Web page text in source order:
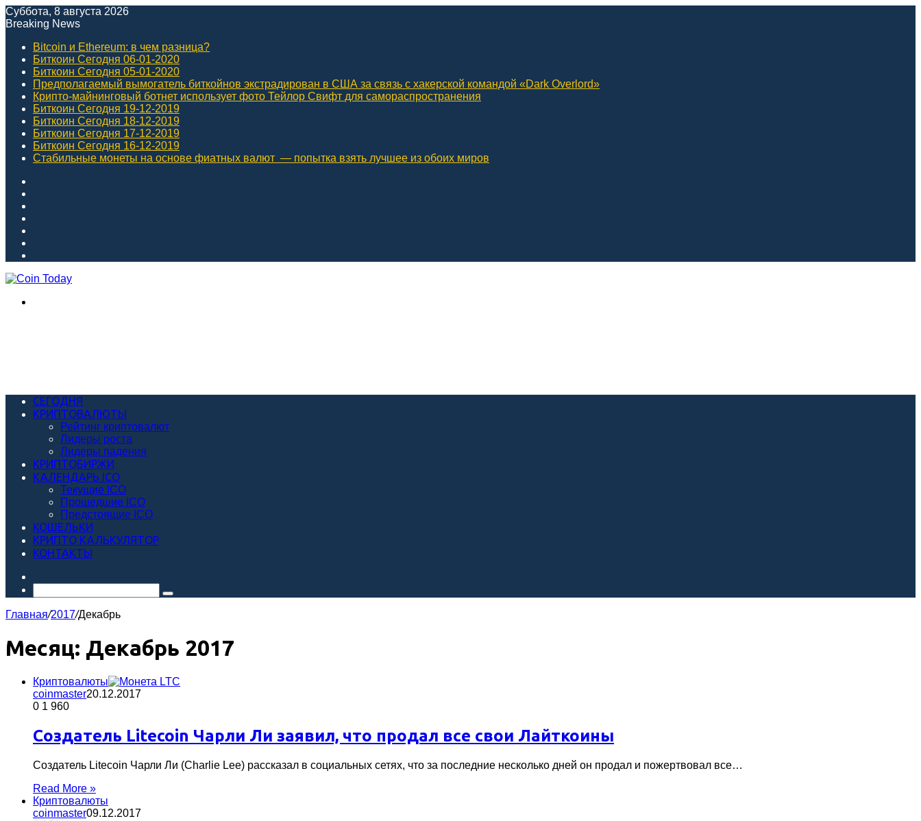
Суббота, 8 августа 2026
Breaking News
Bitcoin и Ethereum: в чем разница?
Биткоин Сегодня 06-01-2020
Биткоин Сегодня 05-01-2020
Предполагаемый вымогатель биткойнов экстрадирован в США за связь с хакерской командой «Dark Overlord»
Крипто-майнинговый ботнет использует фото Тейлор Свифт для самораспространения
Биткоин Сегодня 19-12-2019
Биткоин Сегодня 18-12-2019
Биткоин Сегодня 17-12-2019
Биткоин Сегодня 16-12-2019
Стабильные монеты на основе фиатных валют ⁠ — попытка взять лучшее из обоих миров
СЕГОДНЯ
КРИПТОВАЛЮТЫ
Рейтинг криптовалют
Лидеры роста
Лидеры падения
КРИПТОБИРЖИ
КАЛЕНДАРЬ ICO
Текущие ICO
Прошедшие ICO
Предстоящие ICO
КОШЕЛЬКИ
КРИПТО КАЛЬКУЛЯТОР
КОНТАКТЫ
Искать
Главная/2017/Декабрь
Месяц: Декабрь 2017
Криптовалюты
coinmaster20.12.2017
0 1 960
Создатель Litecoin Чарли Ли заявил, что продал все свои Лайткоины
Создатель Litecoin Чарли Ли (Charlie Lee) рассказал в социальных сетях, что за последние несколько дней он продал и пожертвовал все…
Read More »
Криптовалюты
coinmaster09.12.2017